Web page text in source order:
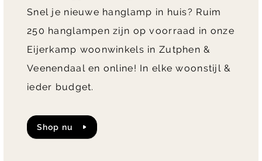
Snel je nieuwe hanglamp in huis? Ruim
250 hanglampen zijn op voorraad in onze
Eijerkamp woonwinkels in Zutphen &
Veenendaal en online! In elke woonstijl &
ieder budget.
shop nu